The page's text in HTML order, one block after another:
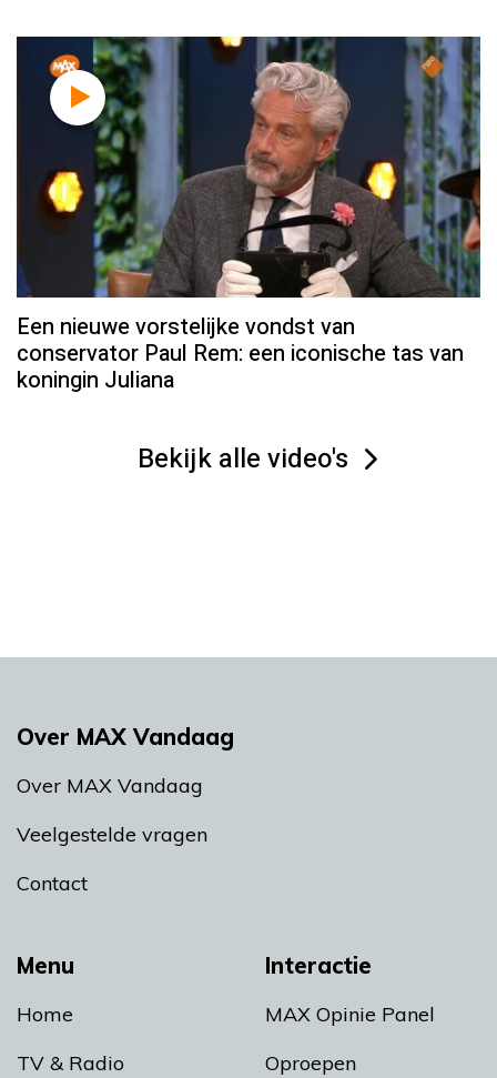
Een nieuwe vorstelijke vondst van
conservator Paul Rem: een iconische tas van
koningin Juliana
Bekijk alle video's
Menu
Home
TV & Radio
Interactie
MAX Opinie Panel
Oproepen
Over MAX Vandaag
Over MAX Vandaag
Veelgestelde vragen
Contact